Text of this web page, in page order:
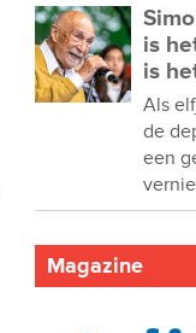
is
is
Als
de
een
Magazine